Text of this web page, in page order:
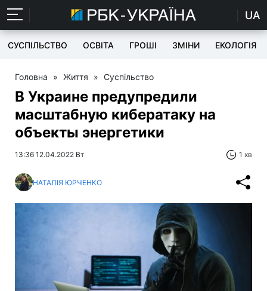
UA
СУСПІЛЬСТВО ОСВІТА ГРОШІ ЗМІНИ ЕКОЛОГІЯ
Головна » Життя » Суспільство
В Украине предупредили
масштабную кибератаку на
объекты энергетики
13:36 12.04.2022 Вт 1 хв
НАТАЛІЯ ЮРЧЕНКО